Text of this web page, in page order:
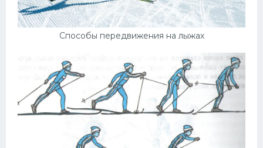
Способы передвижения на лыжах